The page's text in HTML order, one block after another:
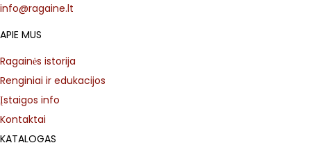
info@ragaine.lt
APIE MUS
Ragainės istorija
Renginiai ir edukacijos
Įstaigos info
Kontaktai
KATALOGAS